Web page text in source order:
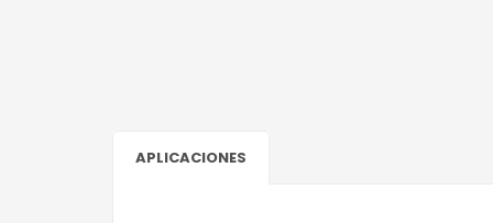
APLICACIONES